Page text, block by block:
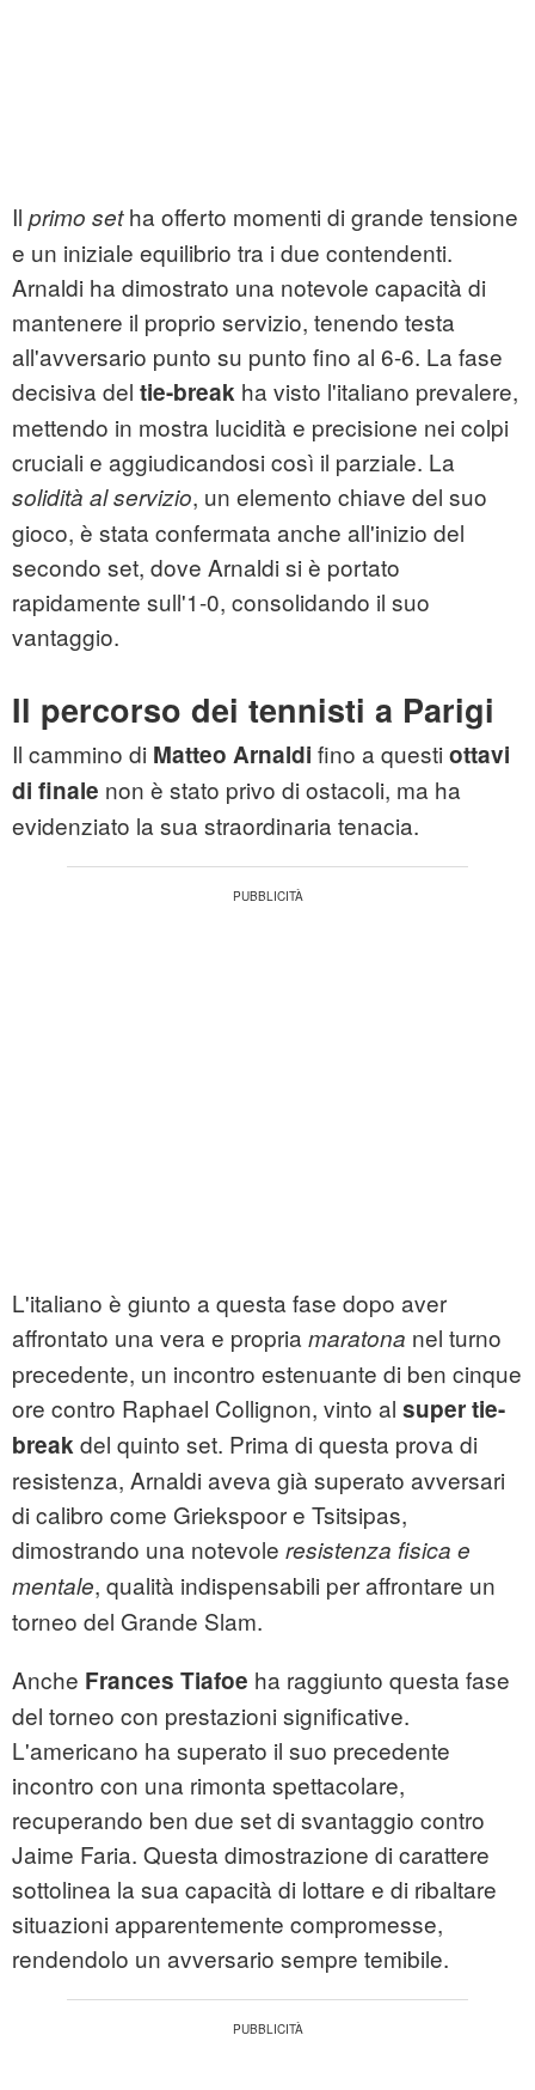
Il primo setha offerto momenti di grande tensione
e un iniziale equilibrio tra i due contendenti.
Arnaldi ha dimostrato una notevole capacità di
mantenere il proprio servizio, tenendo testa
all'avversario punto su punto fino al 6-6. La fase
decisiva del tie-break ha visto l'italiano prevalere,
mettendo in mostra lucidità e precisione nei colpi
cruciali e aggiudicandosi così il parziale. La
solidità al servizio, un elemento chiave del suo
gioco, è stata confermata anche all'inizio del
secondo set, dove Arnaldi si è portato
rapidamente sull'1-0, consolidando il suo
vantaggio.
Il percorso dei tennisti a Parigi
Il cammino di Matteo Arnaldi fino a questi ottavi
di finale non è stato privo di ostacoli, ma ha
evidenziato la sua straordinaria tenacia.
L'italiano è giunto a questa fase dopo aver
affrontato una vera e propria maratona nel turno
precedente, un incontro estenuante di ben cinque
ore contro Raphael Collignon, vinto al super tie-
breakdel quinto set. Prima di questa prova di
resistenza, Arnaldi aveva già superato avversari
di calibro come Griekspoor e Tsitsipas,
dimostrando una notevole resistenza fisica e
mentale, qualità indispensabili per affrontare un
torneo del Grande Slam.
Anche Frances Tiafoe ha raggiunto questa fase
del torneo con prestazioni significative.
L'americano ha superato il suo precedente
incontro con una rimonta spettacolare,
recuperando ben due set di svantaggio contro
Jaime Faria. Questa dimostrazione di carattere
sottolinea la sua capacità di lottare e di ribaltare
situazioni apparentemente compromesse,
rendendolo un avversario sempre temibile.